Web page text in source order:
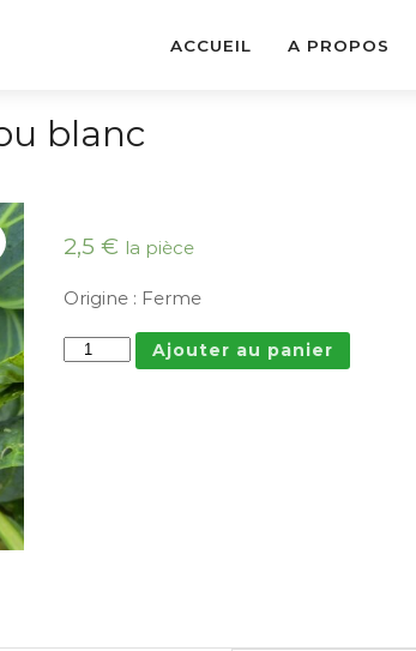
ACCUEIL A PROPOS
blanc
2,5 € la pièce
Origine : Ferme
Ajouter au panier